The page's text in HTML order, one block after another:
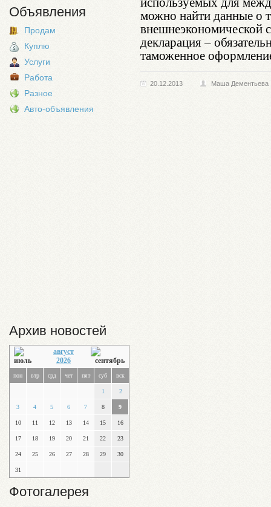
Объявления
Продам
Куплю
Услуги
Работа
Разное
Авто-объявления
Архив новостей
август
2026
пон втр срд чет пят суб вск
1 2
3 4 5 6 7 8 9
10 11 12 13 14 15 16
17 18 19 20 21 22 23
24 25 26 27 28 29 30
31
Фотогалерея
можно найти данные о
внешнеэкономической
декларация –
таможенное
20.12.2013 Маша Дементьева